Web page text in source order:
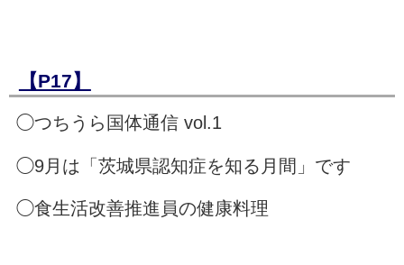
【P17】
◯つちうら国体通信 vol.1
◯9月は「茨城県認知症を知る月間」です
◯食生活改善推進員の健康料理